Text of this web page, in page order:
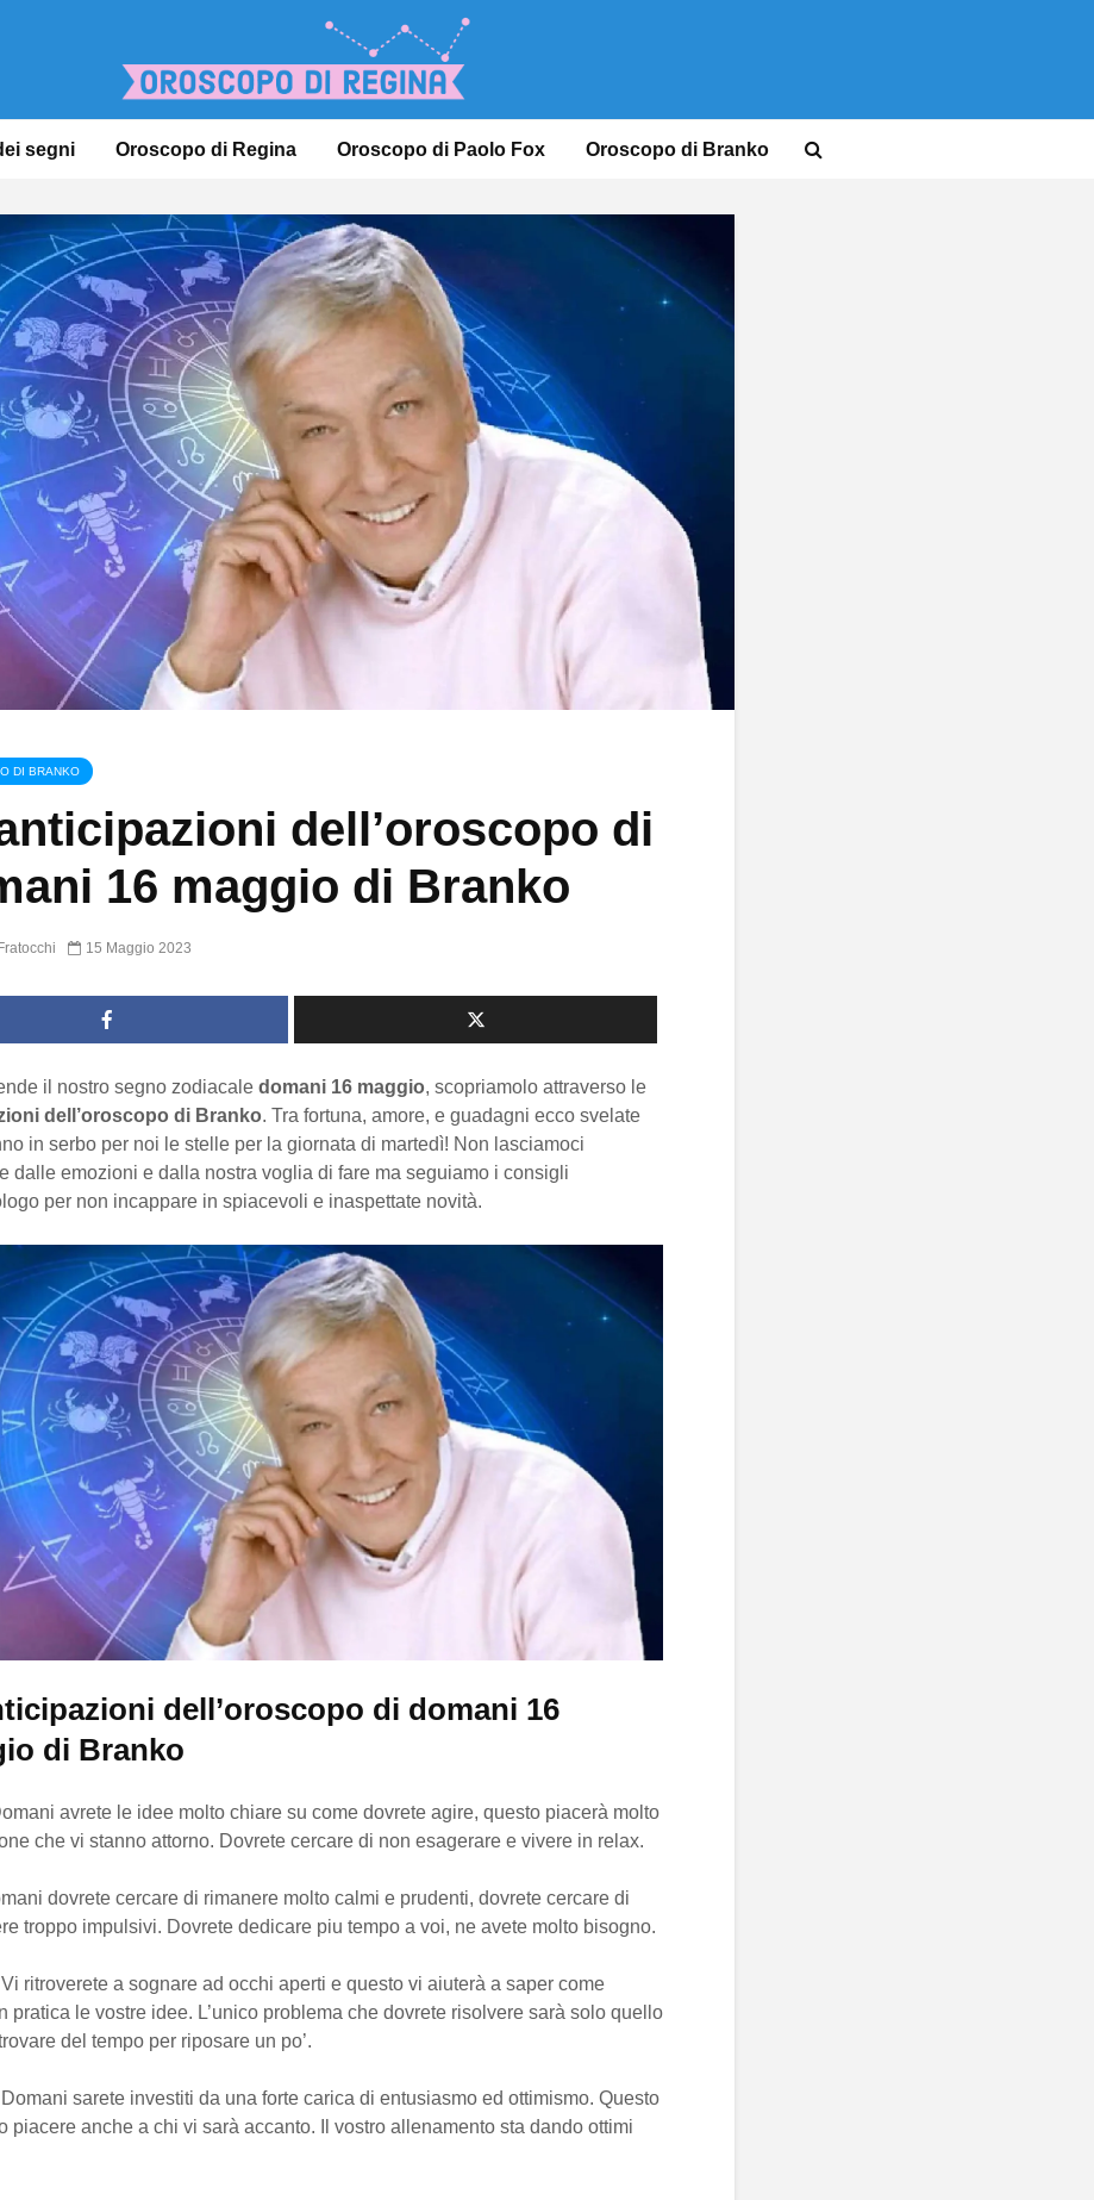
segni Oroscopo di Regina Oroscopo di Paolo Fox Oroscopo di Branko
DI BRANKO
dell’oroscopo di
16 maggio di Branko
15 Maggio 2023
il nostro segno zodiacale domani 16 maggio, scopriamolo attraverso le
dell’oroscopo di Branko. Tra fortuna, amore, e guadagni ecco svelate
in serbo per noi le stelle per la giornata di martedì! Non lasciamoci
dalle emozioni e dalla nostra voglia di fare ma seguiamo i consigli
per non incappare in spiacevoli e inaspettate novità.
dell’oroscopo di domani 16
di Branko
avrete le idee molto chiare su come dovrete agire, questo piacerà molto
che vi stanno attorno. Dovrete cercare di non esagerare e vivere in relax.
dovrete cercare di rimanere molto calmi e prudenti, dovrete cercare di
troppo impulsivi. Dovrete dedicare piu tempo a voi, ne avete molto bisogno.
Vi ritroverete a sognare ad occhi aperti e questo vi aiuterà a saper come
pratica le vostre idee. L’unico problema che dovrete risolvere sarà solo quello
del tempo per riposare un po’.
Domani sarete investiti da una forte carica di entusiasmo ed ottimismo. Questo
piacere anche a chi vi sarà accanto. Il vostro allenamento sta dando ottimi